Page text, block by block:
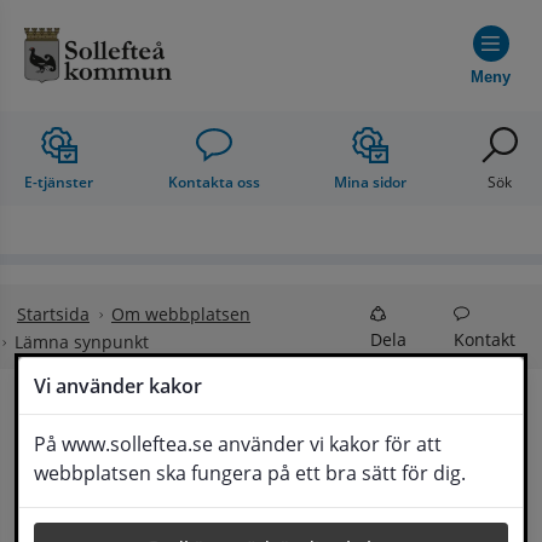
Vi använder kakor
På www.solleftea.se använder vi kakor för att
webbplatsen ska fungera på ett bra sätt för dig.
Meny
E-tjänster Kontakta oss Mina sidor Sök
Startsida
Om webbplatsen
Lämna synpunkt
Dela Kontakt
Lämna synpunkt
Här kan du lämna synpunkter, förslag och